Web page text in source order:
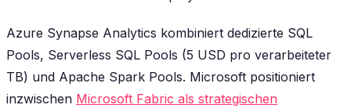
Azure Synapse Analytics kombiniert dedizierte SQL
Pools, Serverless SQL Pools (5 USD pro verarbeiteter
TB) und Apache Spark Pools. Microsoft positioniert
inzwischen Microsoft Fabric als strategischen